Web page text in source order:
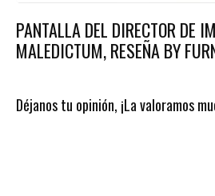
PANTALLA DEL DIRECTOR DE
MALEDICTUM, RESEÑA BY
Déjanos tu opinión, ¡La valoramos